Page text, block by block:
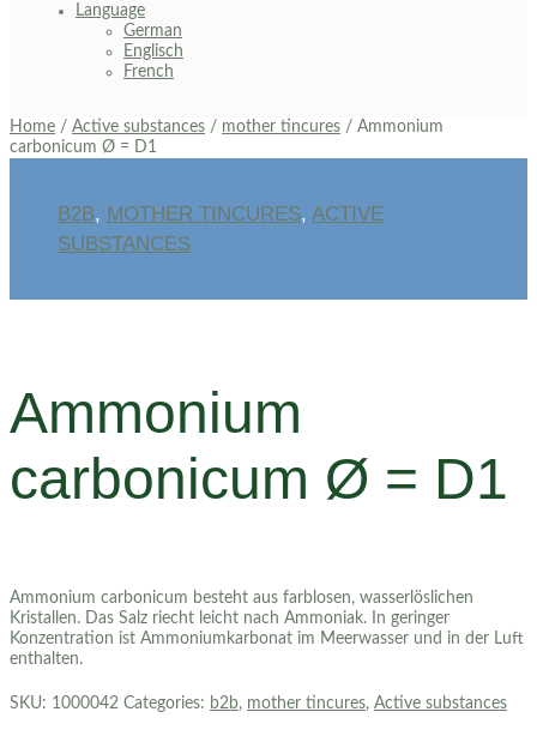
Language
German
Englisch
French
Home / Active substances / mother tincures / Ammonium
carbonicum Ø = D1
B2B, MOTHER TINCURES, ACTIVE
SUBSTANCES
Ammonium
carbonicum Ø = D1
Ammonium carbonicum besteht aus farblosen, wasserlöslichen
Kristallen. Das Salz riecht leicht nach Ammoniak. In geringer
Konzentration ist Ammoniumkarbonat im Meerwasser und in der Luft
enthalten.
SKU: 1000042 Categories: b2b, mother tincures, Active substances